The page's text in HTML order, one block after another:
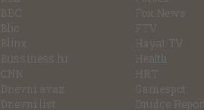
BBC
Blic
Blinx
Bussiness.hr
CNN
Dnevni avaz
Dnevni list
Fox News
FTV
Hayat TV
Health
HRT
Gamespot
Drudge